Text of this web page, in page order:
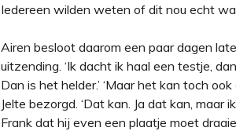
Iedereen wilden weten of dit nou echt
Airen besloot daarom een paar dagen
uitzending. ‘Ik dacht ik haal een testje,
Dan is het helder.’ ‘Maar het kan toch
Jelte bezorgd. ‘Dat kan. Ja dat kan,
Frank dat hij even een plaatje moet